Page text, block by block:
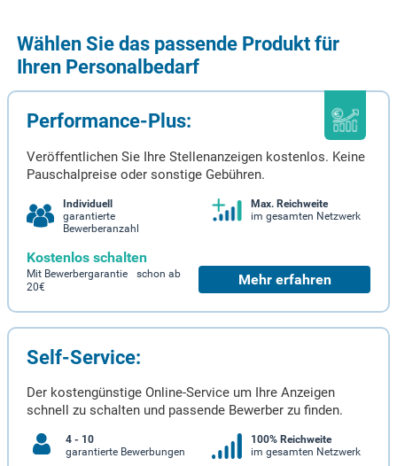
Wählen Sie das passende Produkt für
Ihren Personalbedarf
Performance-Plus:
Veröffentlichen Sie Ihre Stellenanzeigen kostenlos. Keine
Pauschalpreise oder sonstige Gebühren.
Individuell
garantierte
Bewerberanzahl
Max. Reichweite
im gesamten Netzwerk
Kostenlos schalten
Mit Bewerbergarantie schon ab
20€
Mehr erfahren
Self-Service:
Der kostengünstige Online-Service um Ihre Anzeigen
schnell zu schalten und passende Bewerber zu finden.
4 - 10
garantierte Bewerbungen
100% Reichweite
im gesamten Netzwerk